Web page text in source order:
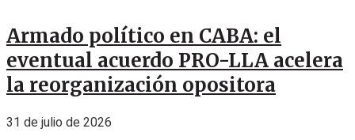
Armado político en CABA: el
eventual acuerdo PRO-LLA acelera
la reorganización opositora
31 de julio de 2026